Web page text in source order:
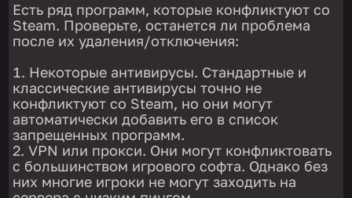
Есть ряд программ, которые конфликтуют со
Steam. Проверьте, останется ли проблема
после их удаления/отключения:
Некоторые антивирусы. Стандартные и
классические антивирусы точно не
конфликтуют со Steam, но они могут
автоматически добавить его в список
запрещенных программ.
VPN или прокси. Они могут конфликтовать
с большинством игрового софта. Однако без
них многие игроки не могут заходить на